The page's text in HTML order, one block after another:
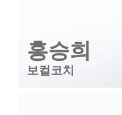
홍승희
보컬코치